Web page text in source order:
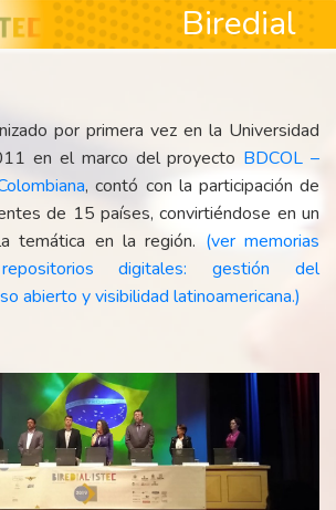
Biredial
por primera vez en la Universidad
en el marco del proyecto BDCOL –
, contó con la participación de
de 15 países, convirtiéndose en un
temática en la región. (ver memorias
digitales: gestión del
abierto y visibilidad latinoamericana.)